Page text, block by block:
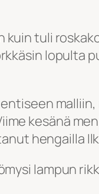
tuli
lopulta
kesänä
hengailla
lampun